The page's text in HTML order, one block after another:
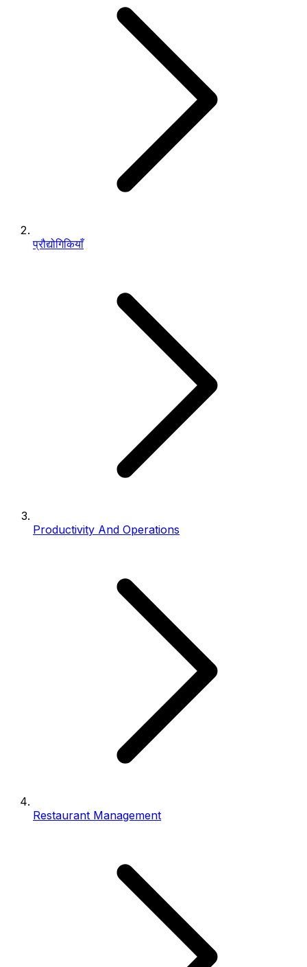
प्रौद्योगिकियाँ
Productivity And Operations
Restaurant Management